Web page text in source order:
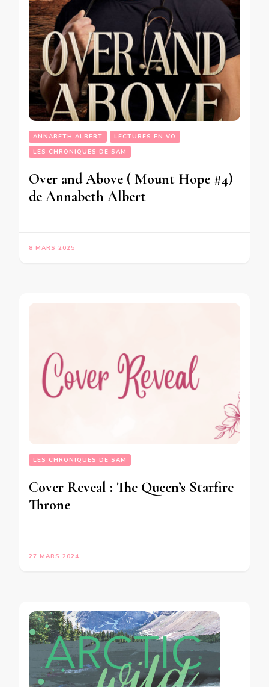
ANNABETH ALBERT
LECTURES EN VO
LES CHRONIQUES DE SAM
Over and Above ( Mount Hope #4)
de Annabeth Albert
8 MARS 2025
LES CHRONIQUES DE SAM
Cover Reveal : The Queen’s Starfire
Throne
27 MARS 2024